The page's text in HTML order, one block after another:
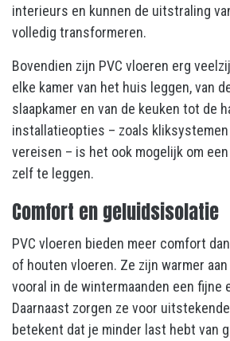
interieurs en kunnen de uitstraling
volledig transformeren.
Bovendien zijn PVC vloeren erg
elke kamer van het huis leggen, van
slaapkamer en van de keuken tot de
installatieopties – zoals
vereisen – is het ook mogelijk om een
zelf te leggen.
Comfort en geluidsisolatie
PVC vloeren bieden meer comfort
of houten vloeren. Ze zijn warmer
vooral in de wintermaanden een fijne
Daarnaast zorgen ze voor
betekent dat je minder last hebt van